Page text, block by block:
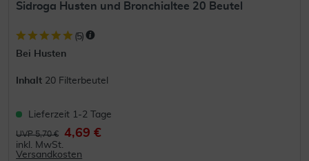
Sidroga Husten und Bronchialtee 20 Beutel
(5)
Bei Husten
Inhalt 20 Filterbeutel
Lieferzeit 1-2 Tage
UVP 5,70 € 4,69 €
inkl. MwSt.
Versandkosten